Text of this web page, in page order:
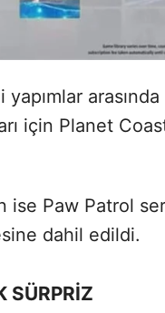
için Planet
Paw Patrol
dahil edildi.
SÜRPRİZ